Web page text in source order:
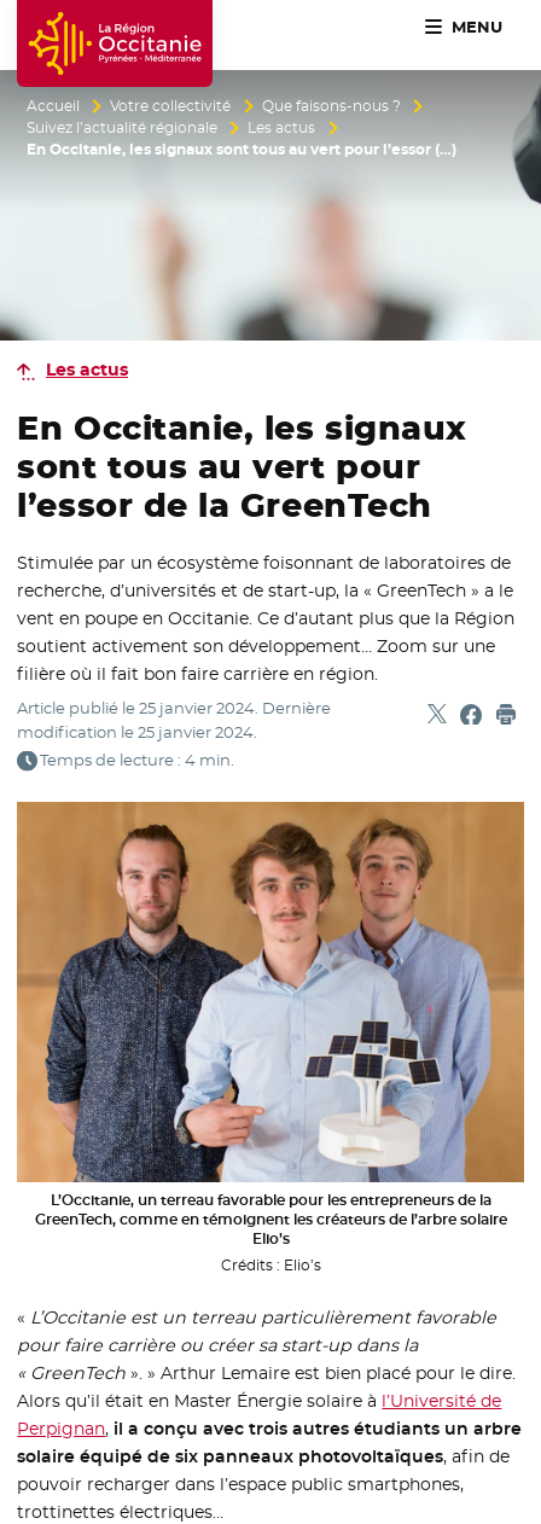
Accueil Région Occitanie / Pyrénées-Méditerranée
MENU
Accueil Votre collectivité
Que faisons-nous ?
Suivez l’actualité régionale
Les actus
En Occitanie, les signaux sont tous au vert pour l’essor (…)
Les actus
En Occitanie, les signaux
sont tous au vert pour
l’essor de la GreenTech
Stimulée par un écosystème foisonnant de laboratoires de
recherche, d’universités et de start-up, la « GreenTech » a le
vent en poupe en Occitanie. Ce d’autant plus que la Région
soutient activement son développement… Zoom sur une
filière où il fait bon faire carrière en région.
Article publié le25 janvier 2024. Dernière
modification le25 janvier 2024.
Temps de lecture : 4 min.
Partager
- Nouvelle
-
L’Occitanie, un terreau favorable pour les entrepreneurs de la
GreenTech, comme en témoignent les créateurs de l’arbre solaire
Elio’s
Crédits : Elio’s
« L’Occitanie est un terreau particulièrement favorable
pour faire carrière ou créer sa start-up dans la
« GreenTech ». » Arthur Lemaire est bien placé pour le dire.
Alors qu’il était en Master Énergie solaire à l’Université de
Perpignan- Nouvelle fenêtre
, il a conçu avec trois autres étudiants un arbre
solaire équipé de six panneaux photovoltaïques, afin de
pouvoir recharger dans l’espace public smartphones,
trottinettes électriques…